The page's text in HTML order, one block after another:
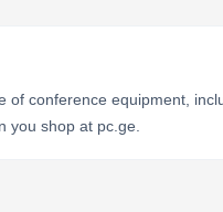
of conference equipment,
you shop at pc.ge.